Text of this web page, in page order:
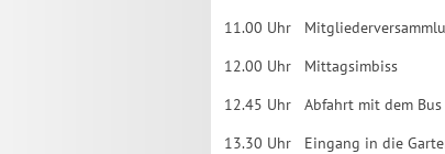
11.00 Uhr
12.00 Uhr Mittagsimbiss
12.45 Uhr Abfahrt mit dem Bus
13.30 Uhr Eingang in die